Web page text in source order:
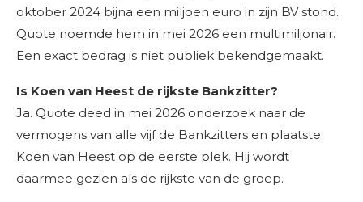
oktober 2024 bijna een miljoen euro in zijn BV stond.
Quote noemde hem in mei 2026 een multimiljonair.
Een exact bedrag is niet publiek bekendgemaakt.
Is Koen van Heest de rijkste Bankzitter?
Ja. Quote deed in mei 2026 onderzoek naar de
vermogens van alle vijf de Bankzitters en plaatste
Koen van Heest op de eerste plek. Hij wordt
daarmee gezien als de rijkste van de groep.